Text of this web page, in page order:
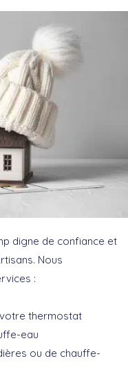
digne de confiance et
Nous
:
thermostat
eau
ou de chauffe-